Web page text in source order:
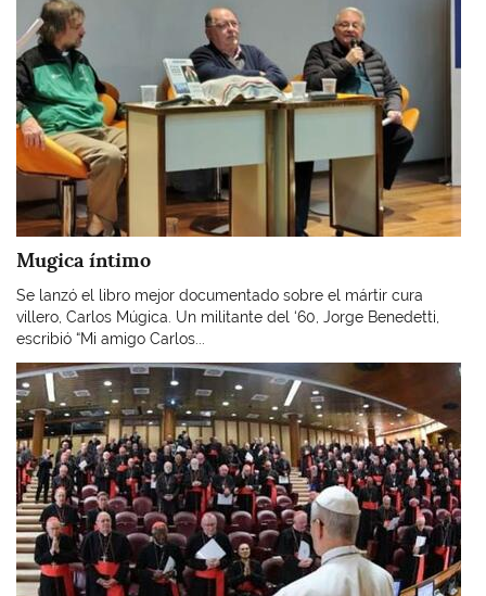
Mugica íntimo
Se lanzó el libro mejor documentado sobre el mártir cura
villero, Carlos Múgica. Un militante del ‘60, Jorge Benedetti,
escribió “Mi amigo Carlos...
Imagen